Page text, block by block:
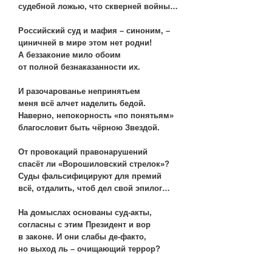
судебной ложью, что скверней войны…
Российский суд и мафия – синоним, –
циничней в мире этом нет родни!
А беззаконие мило обоим
от полной безнаказанности их.
И разочарованье непринятьем
меня всё алчет наделить бедой.
Наверно, непокорность «по понятьям»
благословит быть чёрною Звездой.
От провокаций правонарушений
спасёт ли «Ворошиловский стрелок»?
Суды фальсифицируют для премий
всё, отдалить, чтоб дел свой эпилог…
На домыслах основаны суд-акты,
согласны с этим Президент и вор
в законе. И они слабы де-факто,
но выход ль – очищающий террор?